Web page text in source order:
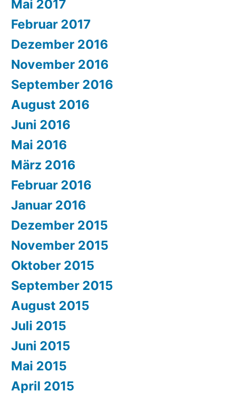
Mai 2017
Februar 2017
Dezember 2016
November 2016
September 2016
August 2016
Juni 2016
Mai 2016
März 2016
Februar 2016
Januar 2016
Dezember 2015
November 2015
Oktober 2015
September 2015
August 2015
Juli 2015
Juni 2015
Mai 2015
April 2015